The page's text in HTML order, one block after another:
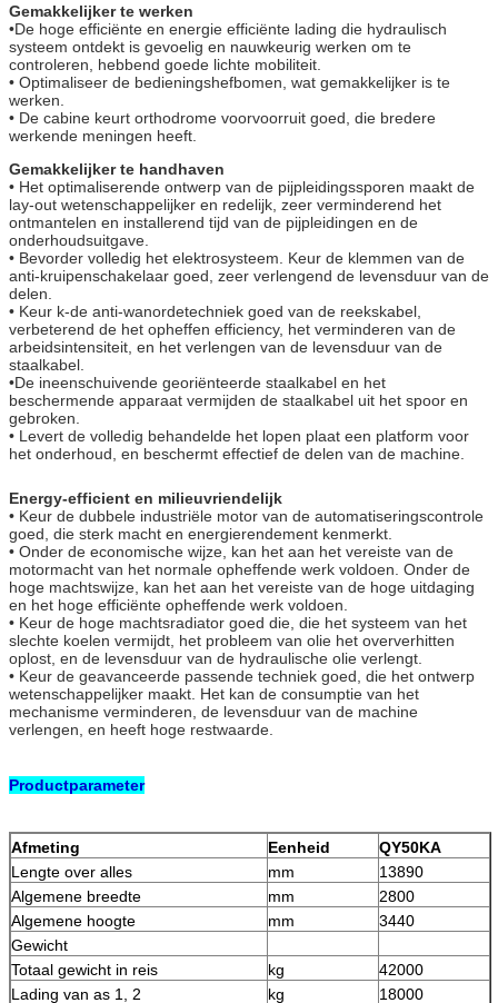
Gemakkelijker te werken
•De hoge efficiënte en energie efficiënte lading die hydraulisch
systeem ontdekt is gevoelig en nauwkeurig werken om te
controleren, hebbend goede lichte mobiliteit.
• Optimaliseer de bedieningshefbomen, wat gemakkelijker is te
werken.
• De cabine keurt orthodrome voorvoorruit goed, die bredere
werkende meningen heeft.
Gemakkelijker te handhaven
• Het optimaliserende ontwerp van de pijpleidingssporen maakt de
lay-out wetenschappelijker en redelijk, zeer verminderend het
ontmantelen en installerend tijd van de pijpleidingen en de
onderhoudsuitgave.
• Bevorder volledig het elektrosysteem. Keur de klemmen van de
anti-kruipenschakelaar goed, zeer verlengend de levensduur van de
delen.
• Keur k-de anti-wanordetechniek goed van de reekskabel,
verbeterend de het opheffen efficiency, het verminderen van de
arbeidsintensiteit, en het verlengen van de levensduur van de
staalkabel.
•De ineenschuivende georiënteerde staalkabel en het
beschermende apparaat vermijden de staalkabel uit het spoor en
gebroken.
• Levert de volledig behandelde het lopen plaat een platform voor
het onderhoud, en beschermt effectief de delen van de machine.
Energy-efficient en milieuvriendelijk
• Keur de dubbele industriële motor van de automatiseringscontrole
goed, die sterk macht en energierendement kenmerkt.
• Onder de economische wijze, kan het aan het vereiste van de
motormacht van het normale opheffende werk voldoen. Onder de
hoge machtswijze, kan het aan het vereiste van de hoge uitdaging
en het hoge efficiënte opheffende werk voldoen.
• Keur de hoge machtsradiator goed die, die het systeem van het
slechte koelen vermijdt, het probleem van olie het oververhitten
oplost, en de levensduur van de hydraulische olie verlengt.
• Keur de geavanceerde passende techniek goed, die het ontwerp
wetenschappelijker maakt. Het kan de consumptie van het
mechanisme verminderen, de levensduur van de machine
verlengen, en heeft hoge restwaarde.
Productparameter
Afmeting Eenheid
QY50KA
Lengte over alles
mm
13890
Algemene breedte
mm
2800
Algemene hoogte
mm
3440
Gewicht
Totaal gewicht in reis
kg
42000
Lading van as 1, 2
kg 18000